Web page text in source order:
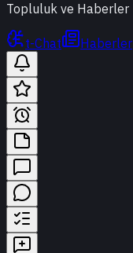
Topluluk ve Haberler
t-Chat Haberler